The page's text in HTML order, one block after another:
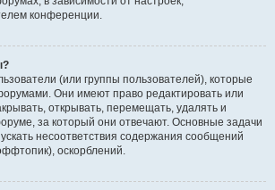
конференции.
(или группы пользователей), которые
Они имеют право редактировать или
открывать, перемещать, удалять и
за который они отвечают. Основные задачи
несоответствия содержания сообщений
оскорблений.